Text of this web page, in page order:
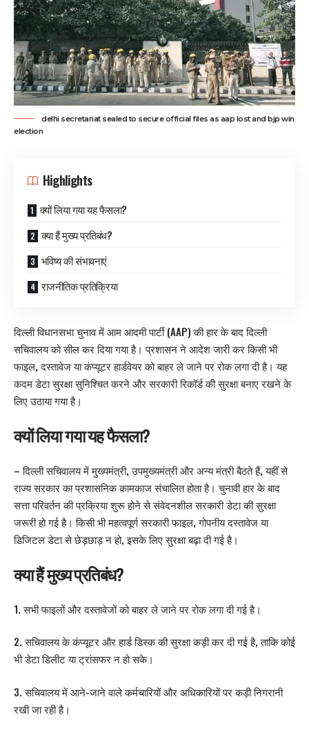
delhi secretariat sealed to secure official files as aap lost and bjp win
election
Highlights
क्यों लिया गया यह फैसला?
क्या हैं मुख्य प्रतिबंध?
भविष्य की संभावनाएं
राजनीतिक प्रतिक्रिया
दिल्ली विधानसभा चुनाव में आम आदमी पार्टी (AAP) की हार के बाद दिल्ली
सचिवालय को सील कर दिया गया है। प्रशासन ने आदेश जारी कर किसी भी
फाइल, दस्तावेज या कंप्यूटर हार्डवेयर को बाहर ले जाने पर रोक लगा दी है। यह
कदमडेटा सुरक्षा सुनिश्चित करनेऔर सरकारी रिकॉर्ड की सुरक्षा बनाए रखने के
लिए उठाया गया है।
क्यों लिया गया यह फैसला?
– दिल्ली सचिवालय में मुख्यमंत्री, उपमुख्यमंत्री और अन्य मंत्री बैठते हैं, यहीं से
राज्य सरकार का प्रशासनिक कामकाज संचालित होता है। चुनावी हार के बाद
सत्ता परिवर्तन की प्रक्रिया शुरू होने से संवेदनशील सरकारी डेटा की सुरक्षा
जरूरी हो गई है। किसी भी महत्वपूर्ण सरकारी फाइल, गोपनीय दस्तावेज या
डिजिटल डेटा से छेड़छाड़ न हो, इसके लिए सुरक्षा बढ़ा दी गई है।
क्या हैं मुख्य प्रतिबंध?
1. सभी फाइलों और दस्तावेजों को बाहर ले जाने पर रोक लगा दी गई है।
2. सचिवालय के कंप्यूटर और हार्ड डिस्क की सुरक्षा कड़ी कर दी गई है, ताकि कोई
भी डेटा डिलीट या ट्रांसफर न हो सके।
3. सचिवालय में आने-जाने वाले कर्मचारियों औरअधिकारियों पर कड़ी निगरानी
रखी जा रही है।